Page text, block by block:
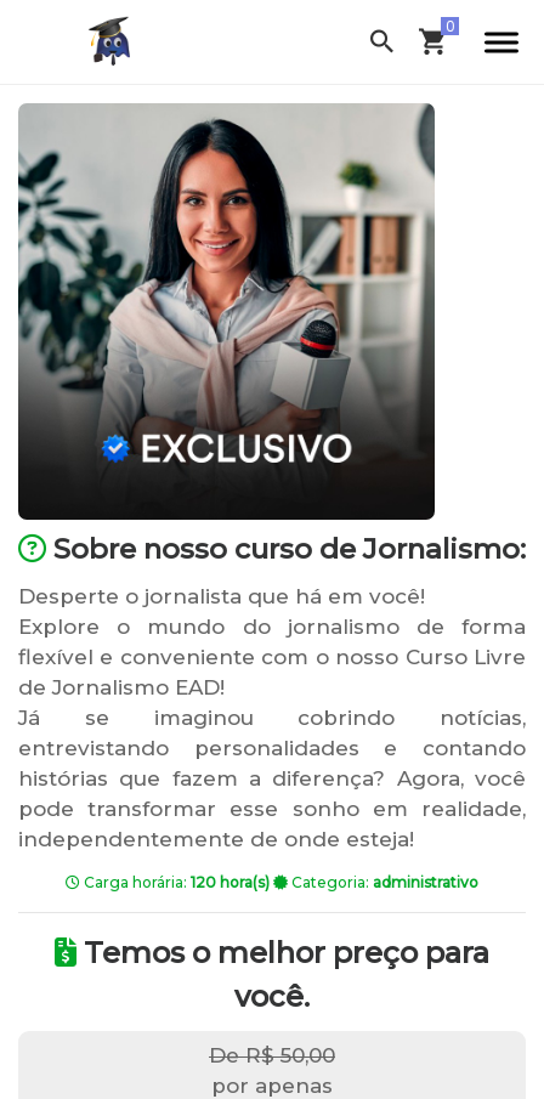
Sobre nosso curso de Jornalismo:
Desperte o jornalista que há em você!
Explore o mundo do jornalismo de forma
flexível e conveniente com o nosso Curso Livre
de Jornalismo EAD!
Já se imaginou cobrindo notícias,
entrevistando personalidades e contando
histórias que fazem a diferença? Agora, você
pode transformar esse sonho em realidade,
independentemente de onde esteja!
Carga horária: 120 hora(s) Categoria: administrativo
Temos o melhor preço para
você.
De R$ 50,00
por apenas